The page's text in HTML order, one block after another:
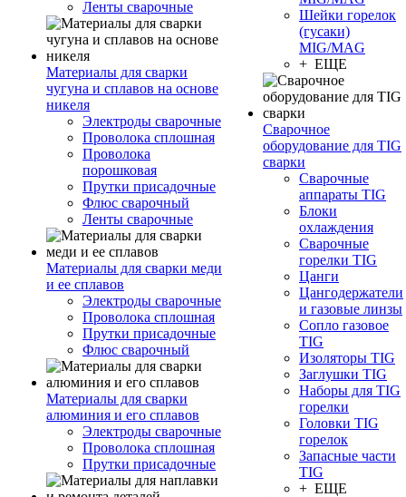
Ленты сварочные
Материалы для сварки
чугуна и сплавов на основе
никеля
Электроды сварочные
Проволока сплошная
Проволока
порошковая
Прутки присадочные
Флюс сварочный
Ленты сварочные
Материалы для сварки меди
и ее сплавов
Электроды сварочные
Проволока сплошная
Прутки присадочные
Флюс сварочный
Материалы для сварки
алюминия и его сплавов
Электроды сварочные
Проволока сплошная
Прутки присадочные
Шейки горелок
(гусаки)
MIG/MAG
+ ЕЩЕ
Сварочное
оборудование для TIG
сварки
Сварочные
аппараты TIG
Блоки
охлаждения
Сварочные
горелки TIG
Цанги
Цангодержатели
и газовые линзы
Сопло газовое
TIG
Изоляторы TIG
Заглушки TIG
Наборы для TIG
горелки
Головки TIG
горелок
Запасные части
TIG
+ ЕЩЕ